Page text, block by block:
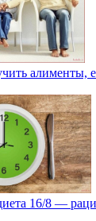
алименты,
16/8 —